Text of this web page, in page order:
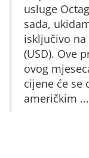
usluge
sada,
isključivo na
(USD). Ove
ovog
cijene će se
američkim ...